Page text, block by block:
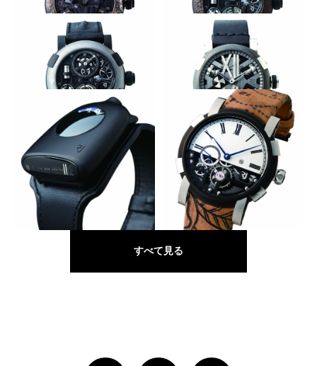
蒸気機関の世界観をベゼルに
ROMAIN JEROME
スチームパンク ブラック オー
ト エングレーブ
タイタニックのDNA
ROMAIN JEROME
スチームパンク トゥールビヨ
ン タイタニック
ROMAIN JEROME
スチームパンク トゥールビヨ
ン ガンメタル
蒸気船を象る文字盤
ROMAIN JEROME
スチームパンク
時計界の奇才とコラボ！
ROMAIN JEROME
サブクラフト スピードメタル
エナメルとタトゥーで時計を着飾る
ROMAIN JEROME
タトゥーDNA BY ゾイル
すべて見る